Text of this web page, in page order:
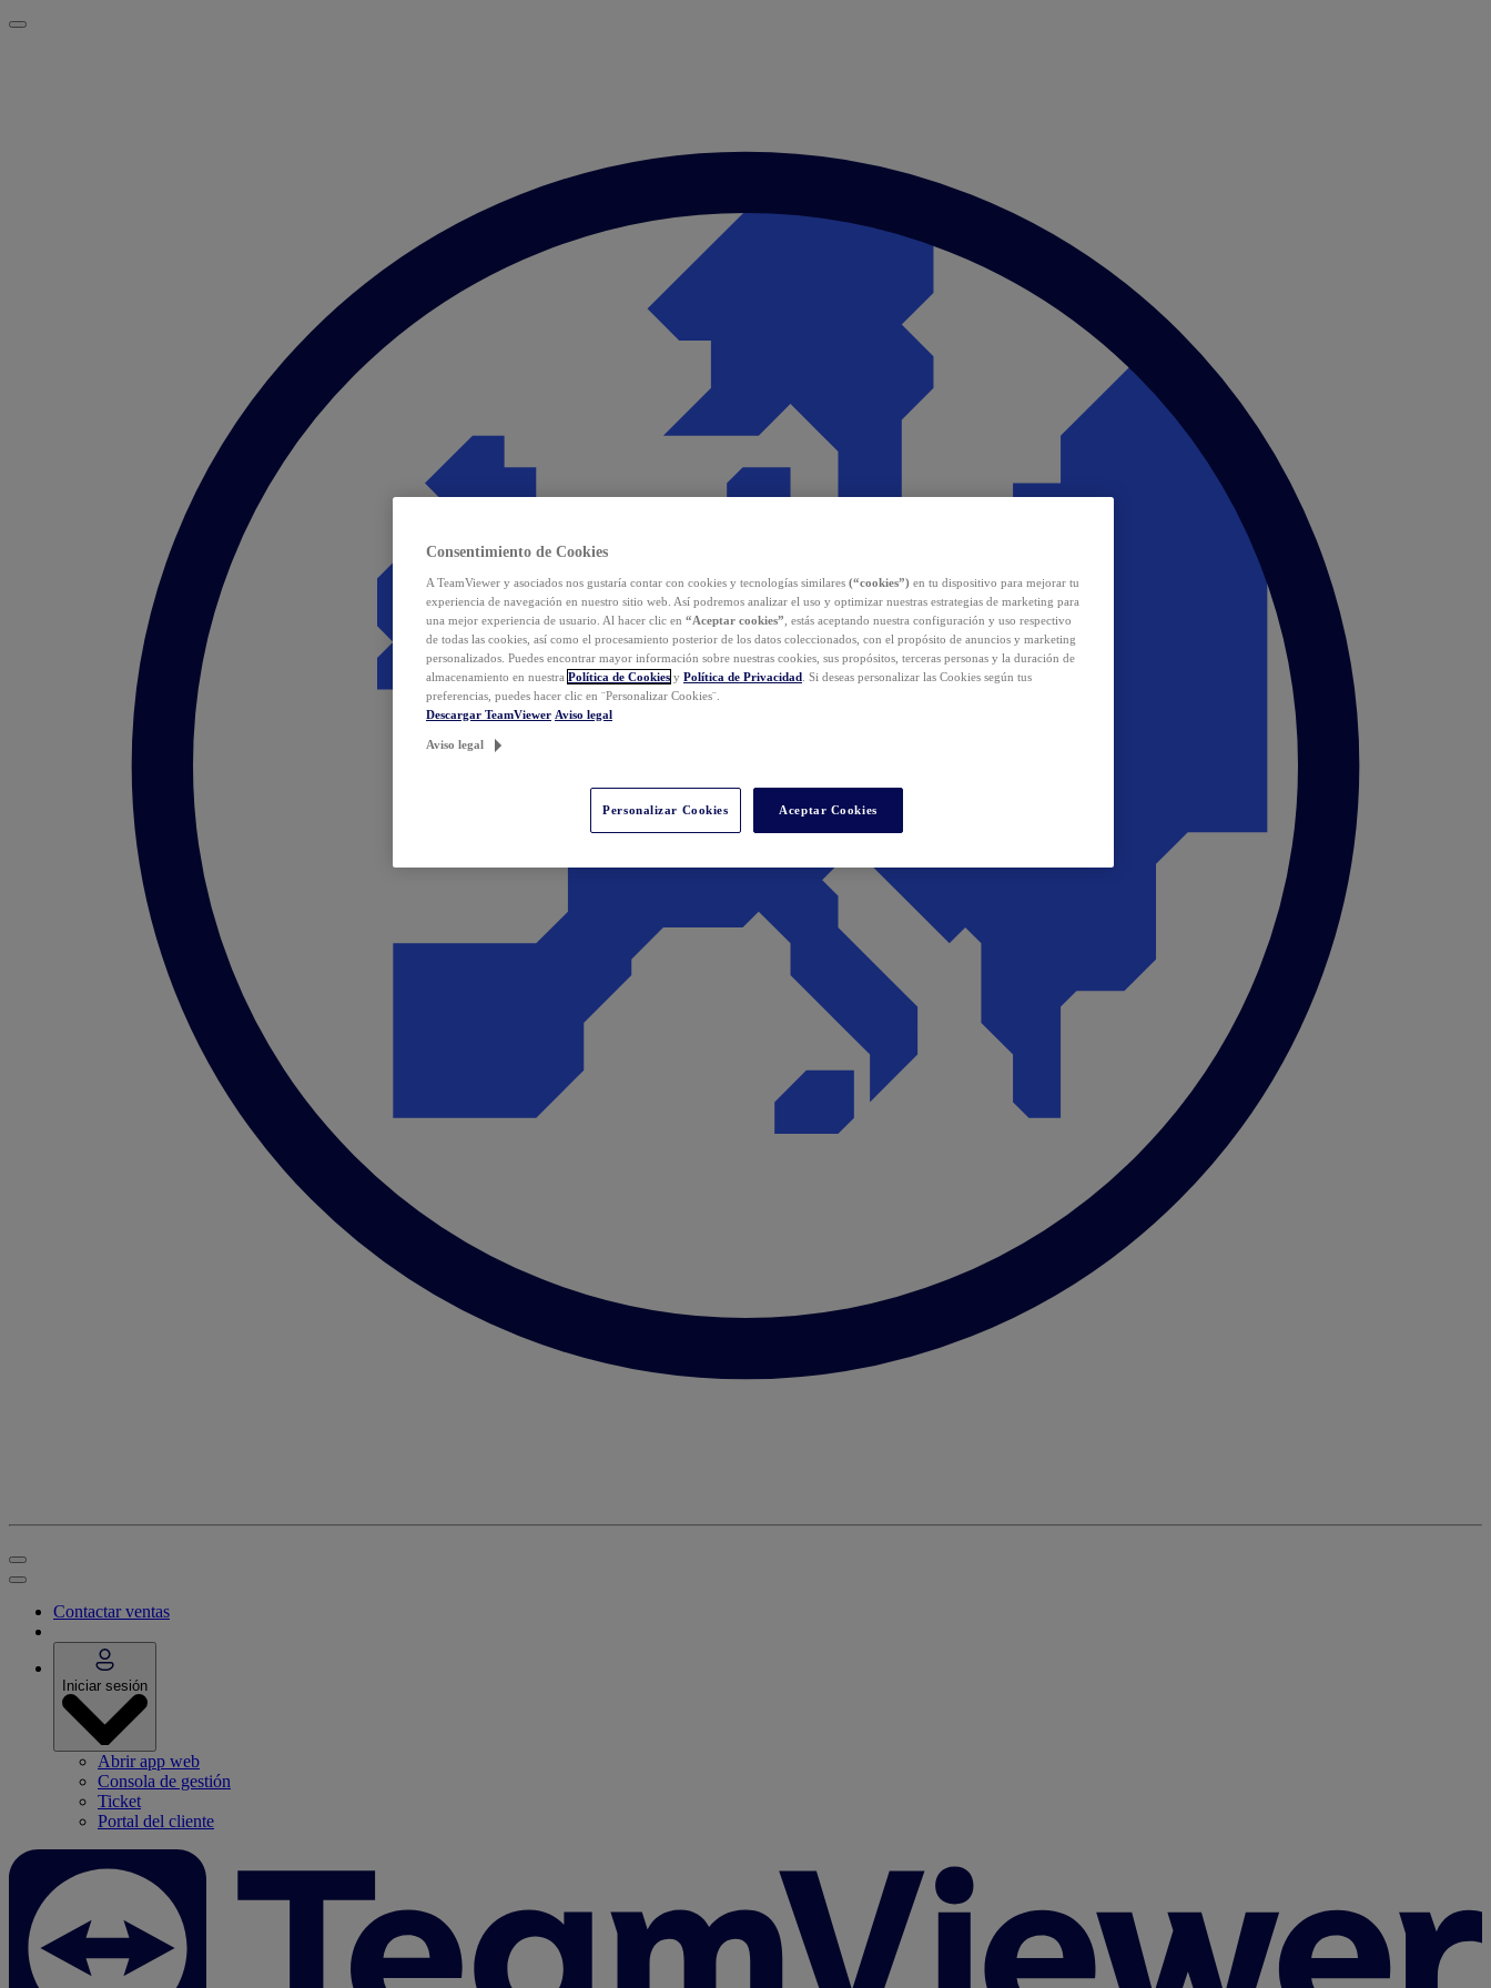
Contactar ventas
Iniciar sesión
Abrir app web
Consola de gestión
Ticket
Portal del cliente
Consentimiento de Cookies
A TeamViewer y asociados nos gustaría contar con cookies y tecnologías similares (“cookies”) en tu dispositivo para mejorar tu
experiencia de navegación en nuestro sitio web. Así podremos analizar el uso y optimizar nuestras estrategias de marketing para
una mejor experiencia de usuario. Al hacer clic en “Aceptar cookies” , estás aceptando nuestra configuración y uso respectivo
de todas las cookies, así como el procesamiento posterior de los datos coleccionados, con el propósito de anuncios y marketing
personalizados. Puedes encontrar mayor información sobre nuestras cookies, sus propósitos, terceras personas y la duración de
almacenamiento en nuestra Política de Cookies y Política de Privacidad . Si deseas personalizar las Cookies según tus
preferencias, puedes hacer clic en ¨Personalizar Cookies¨.
Descargar TeamViewer Aviso legal
Aviso legal
Personalizar Cookies Aceptar Cookies